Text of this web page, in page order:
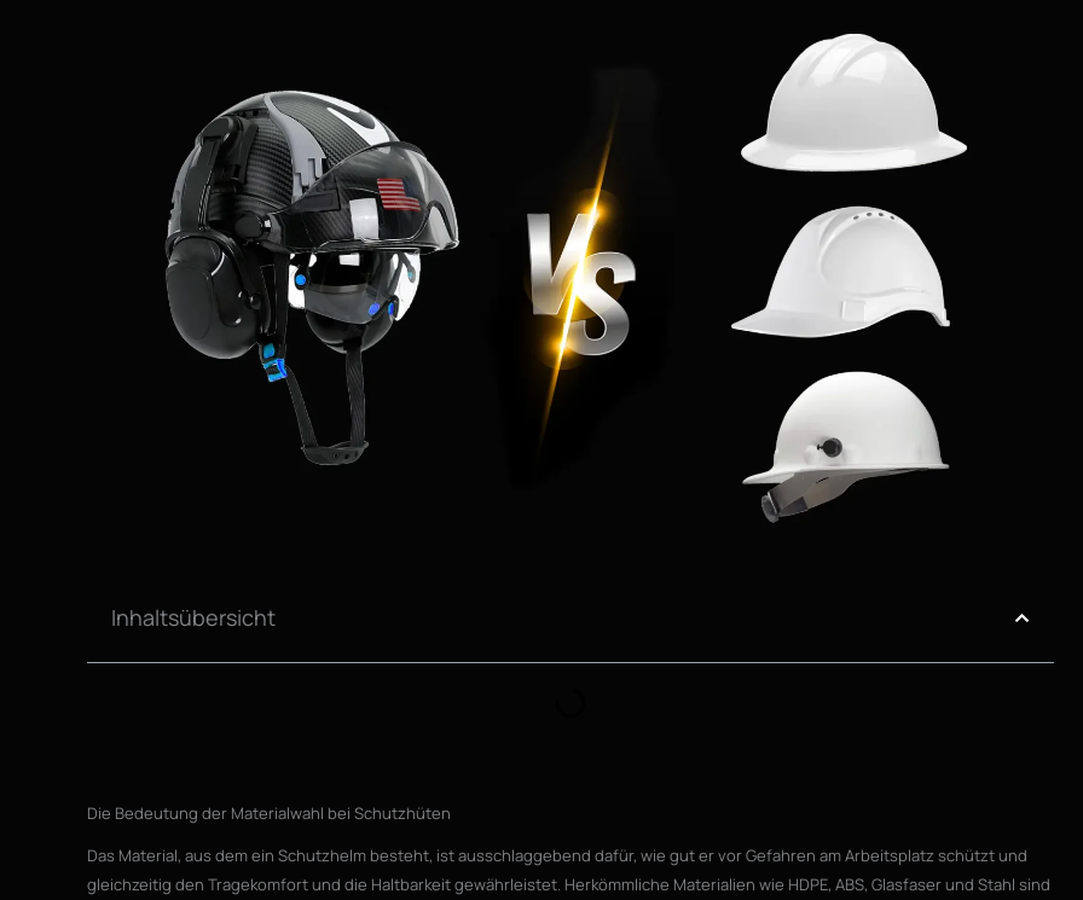
Inhaltsübersicht
Die Bedeutung der Materialwahl bei Schutzhüten
Das Material, aus dem ein Schutzhelm besteht, ist ausschlaggebend dafür, wie gut er vor Gefahren am Arbeitsplatz schützt und
gleichzeitig den Tragekomfort und die Haltbarkeit gewährleistet. Herkömmliche Materialien wie HDPE, ABS, Glasfaser und Stahl sind